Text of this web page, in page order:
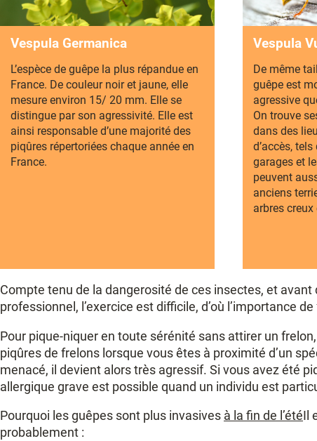
Vespula Germanica
L’espèce de guêpe la plus répandue en
France. De couleur noir et jaune, elle
mesure environ 15/ 20 mm. Elle se
distingue par son agressivité. Elle est
ainsi responsable d’une majorité des
piqûres répertoriées chaque année en
France.
Vespula
De même
guêpe est
agressive
On trouve
dans des
d’accès,
garages et
peuvent
anciens
arbres
Compte tenu de la dangerosité de ces insectes, et
professionnel, l’exercice est difficile, d’où l’importance
Pour pique-niquer en toute sérénité sans attirer un
piqûres de frelons lorsque vous êtes à proximité d’un
menacé, il devient alors très agressif. Si vous avez été
allergique grave est possible quand un individu est
Pourquoi les guêpes sont plus invasives à la fin de l’étéIl
probablement :